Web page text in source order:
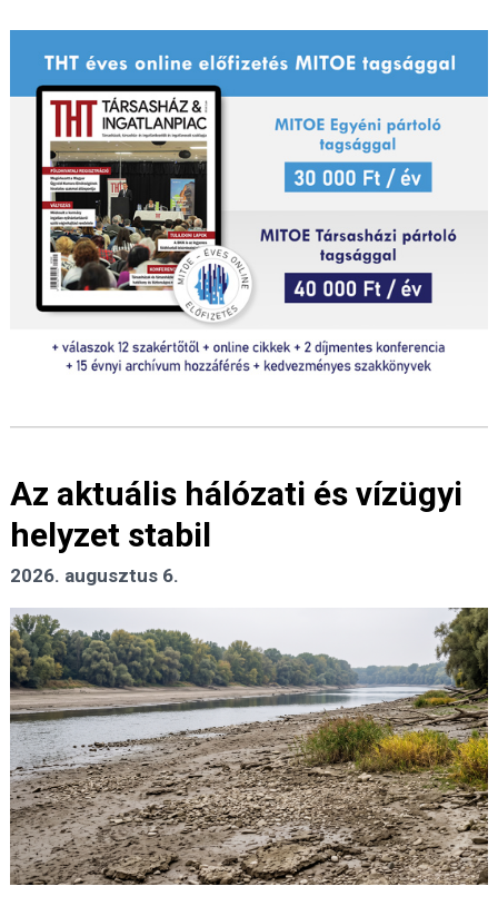
Az aktuális hálózati és vízügyi
helyzet stabil
2026. augusztus 6.